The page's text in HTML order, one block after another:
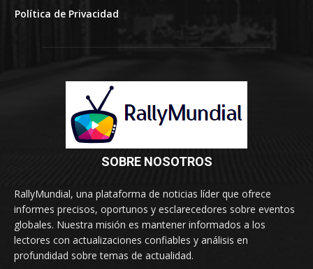
Política de Privacidad
SOBRE NOSOTROS
RallyMundial, una plataforma de noticias líder que ofrece
informes precisos, oportunos y esclarecedores sobre eventos
globales. Nuestra misión es mantener informados a los
lectores con actualizaciones confiables y análisis en
profundidad sobre temas de actualidad.